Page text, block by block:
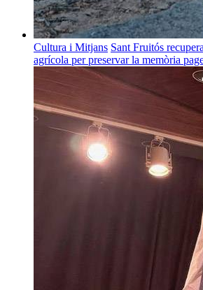
Cultura i Mitjans Sant Fruitós
agrícola per preservar la memòria